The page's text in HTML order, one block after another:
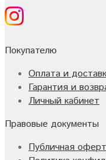
Покупателю
Оплата и
Гарантия и
Личный кабинет
Правовые документы
Публичная